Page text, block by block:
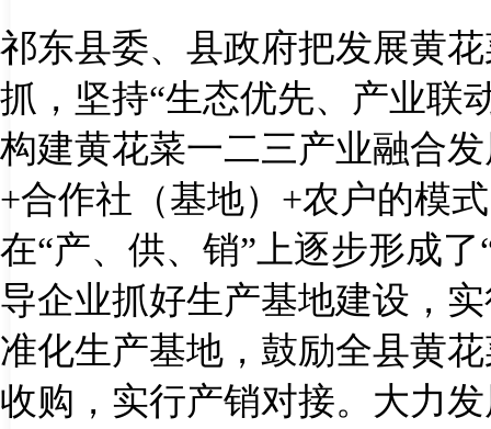
祁东县委、县政府把发展黄
抓，坚持“生态优先、产业联
构建黄花菜一二三产业融合
+合作社（基地） +农户的模
在“产、供、销”上逐步形成
导企业抓好生产基地建设，
准化生产基地，鼓励全县黄
收购，实行产销对接。大力